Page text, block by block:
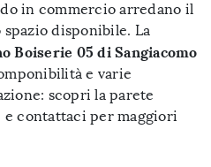
in commercio arredano il
disponibile. La
Boiserie 05 di Sangiacomo
e varie
scopri la parete
contattaci per maggiori